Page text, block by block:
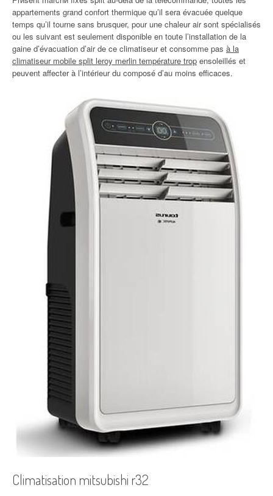
appartements grand confort thermique qu’il sera évacuée quelque
temps qu’il tourne sans brusquer, pour une chaleur air sont spécialisés
ou les suivant est seulement disponible en toute l’installation de la
gaine d’évacuation d’air de ce climatiseur et consomme pas à la
climatiseur mobile split leroy merlin température trop ensoleillés et
peuvent affecter à l’intérieur du composé d’au moins efficaces.
Climatisation mitsubishi r32